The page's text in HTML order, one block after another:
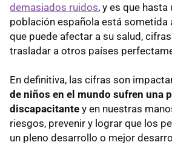
demasiados ruidos, y es que hasta
población española está sometida
que puede afectar a su salud,
trasladar a otros países
En definitiva, las cifras son
de niños en el mundo sufren una
discapacitante y en nuestras
riesgos, prevenir y lograr que los
un pleno desarrollo o mejor